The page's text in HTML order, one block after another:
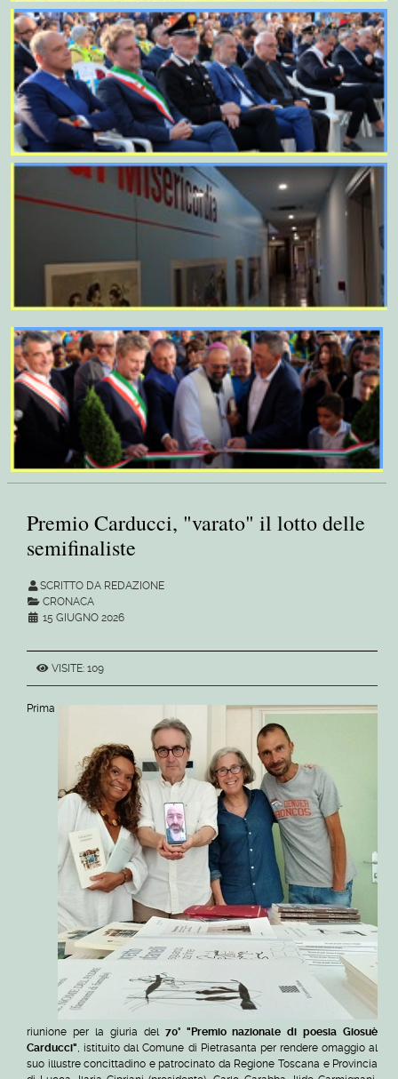
Premio Carducci, "varato" il lotto delle
semifinaliste
SCRITTO DA REDAZIONE
CRONACA
15 GIUGNO 2026
VISITE: 109
Prima
riunione per la giuria del 70° "Premio nazionale di poesia Giosuè
Carducci", istituito dal Comune di Pietrasanta per rendere omaggio al
suo illustre concittadino e patrocinato da Regione Toscana e Provincia